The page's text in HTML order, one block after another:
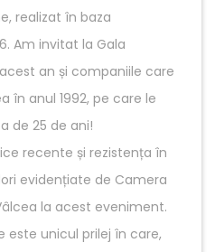
realizat în baza
Am invitat la Gala
an și companiile care
anul 1992, pe care le
de 25 de ani!
recente și rezistența în
evidențiate de Camera
la acest eveniment.
este unicul prilej în care,